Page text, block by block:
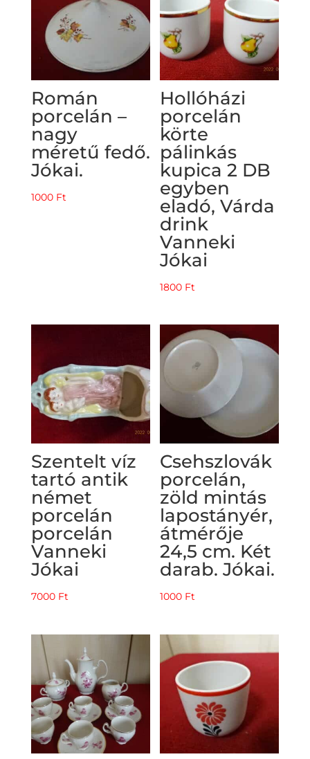
Román
porcelán –
nagy
méretű fedő.
Jókai.
1000 Ft
Hollóházi
porcelán
körte
pálinkás
kupica 2 DB
egyben
eladó, Várda
drink
Vanneki
Jókai
1800 Ft
Szentelt víz
tartó antik
német
porcelán
porcelán
Vanneki
Jókai
7000 Ft
Csehszlovák
porcelán,
zöld mintás
lapostányér,
átmérője
24,5 cm. Két
darab. Jókai.
1000 Ft